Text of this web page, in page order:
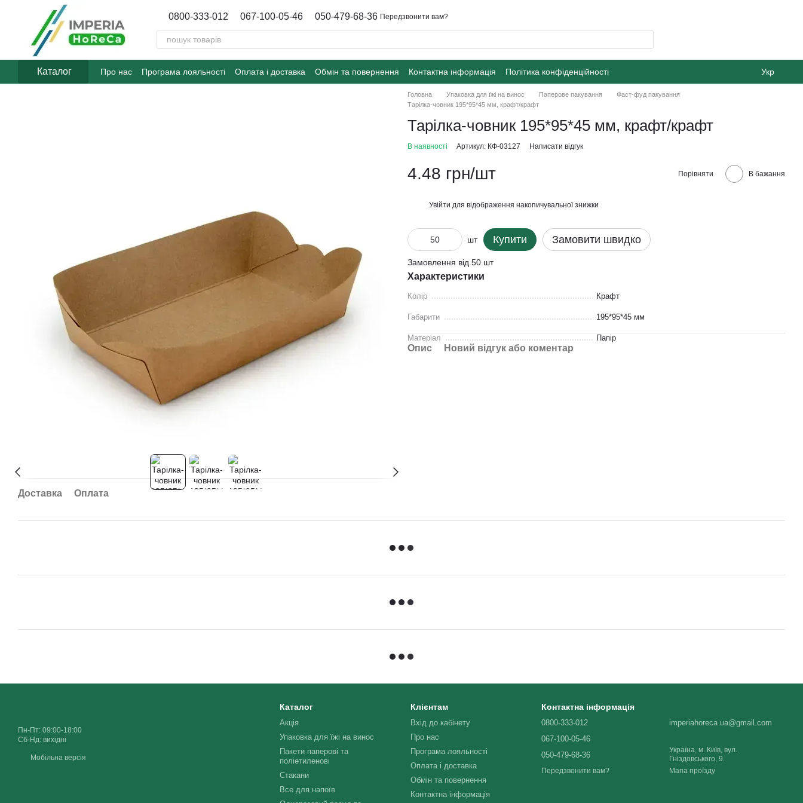
Перейти до основного контенту
0800-333-012 067-100-05-46 050-479-68-36 Передзвонити вам?
Каталог Про нас Програма лояльності Оплата і доставка Обмін та повернення Контактна інформація
Політика конфіденційності
Договір публічної оферти
Блог
Укр
Доставка Оплата
Головна Упаковка для їжі на винос Паперове пакування
Фаст-фуд пакування
Тарілка-човник 195*95*45 мм, крафт/крафт
Тарілка-човник 195*95*45 мм, крафт/крафт
В наявності Артикул: КФ-03127 Написати відгук
4.48 грн/шт Порівняти В бажання
Увійти для відображення накопичувальної знижки
шт Купити Замовити швидко
Замовлення від 50 шт
Характеристики
Колір Крафт
Габарити 195*95*45 мм
Матеріал Папір
Опис Новий відгук або коментар
Пн-Пт: 09:00-18:00
Сб-Нд: вихідні
Мобільна версія
Каталог
Акція
Упаковка для їжі на винос
Пакети паперові та
поліетиленові
Стакани
Все для напоїв
Клієнтам
Вхід до кабінету
Про нас
Програма лояльності
Оплата і доставка
Обмін та повернення
Контактна інформація
Контактна інформація
0800-333-012
067-100-05-46
050-479-68-36
Передзвонити вам?
imperiahoreca.ua@gmail.com
Україна, м. Київ, вул.
Гніздовського, 9.
Мапа проїзду